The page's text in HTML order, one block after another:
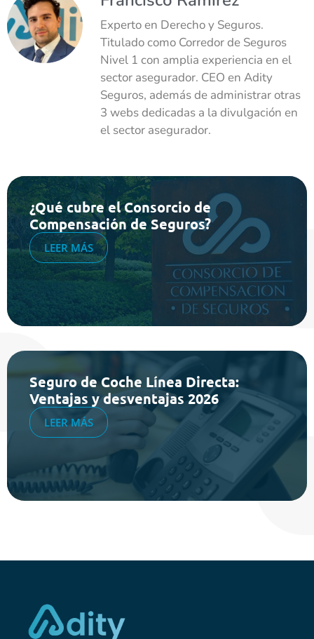
Experto en Derecho y Seguros.
Titulado como Corredor de Seguros
Nivel 1 con amplia experiencia en el
sector asegurador. CEO en Adity
Seguros, además de administrar otras
3 webs dedicadas a la divulgación en
el sector asegurador.
¿Qué cubre el Consorcio de
Compensación de Seguros?
LEER MÁS
Seguro de Coche Línea Directa:
Ventajas y desventajas 2026
LEER MÁS